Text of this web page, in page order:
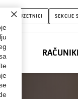
PREDUZETNICI SEKCIJE
RAČUNI